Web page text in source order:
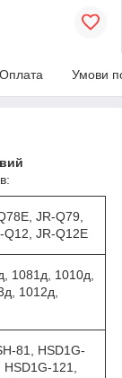
Оплата Умови
JR-Q79,
Q12, JR-Q12E
1081д, 1010д,
1012д,
81, HSD1G-
121,